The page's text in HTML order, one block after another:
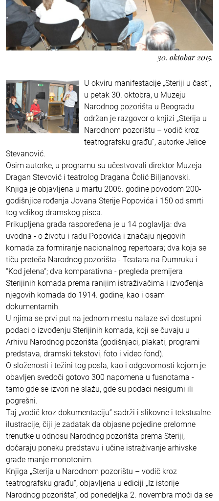
30. oktobar 2015.
U okviru manifestacije „Steriji u čast“,
u petak 30. oktobra, u Muzeju
Narodnog pozorišta u Beogradu
održan je razgovor o knjizi „Sterija u
Narodnom pozorištu – vodič kroz
teatrografsku građu“, autorke Jelice
Stevanović.
Osim autorke, u programu su učestvovali direktor Muzeja
Dragan Stevović i teatrolog Dragana Čolić Biljanovski.
Knjiga je objavljena u martu 2006. godine povodom 200-
godišnjice rođenja Jovana Sterije Popovića i 150 od smrti
tog velikog dramskog pisca.
Prikupljena građa raspoređena je u 14 poglavlja: dva
uvodna - o životu i radu Popovića i značaju njegovih
komada za formiranje nacionalnog repertoara; dva koja se
tiču preteča Narodnog pozorišta - Teatara na Đumruku i
“Kod jelena“; dva komparativna - pregleda premijera
Sterijinih komada prema ranijim istraživačima i izvođenja
njegovih komada do 1914. godine, kao i osam
dokumentarnih.
U njima se prvi put na jednom mestu nalaze svi dostupni
podaci o izvođenju Sterijinih komada, koji se čuvaju u
Arhivu Narodnog pozorišta (godišnjaci, plakati, programi
predstava, dramski tekstovi, foto i video fond).
O složenosti i težini tog posla, kao i odgovornosti kojom je
obavljen svedoči gotovo 300 napomena u fusnotama -
tamo gde se izvori ne slažu, gde su podaci nesigurni ili
pogrešni.
Taj „vodič kroz dokumentaciju” sadrži i slikovne i tekstualne
ilustracije, čiji je zadatak da objasne pojedine prelomne
trenutke u odnosu Narodnog pozorišta prema Steriji,
dočaraju poneku predstavu i učine istraživanje arhivske
građe manje monotonim.
Knjiga „Sterija u Narodnom pozorištu – vodič kroz
teatrografsku građu“, objavljena u ediciji „Iz istorije
Narodnog pozorišta“, od ponedeljka 2. novembra moći da se